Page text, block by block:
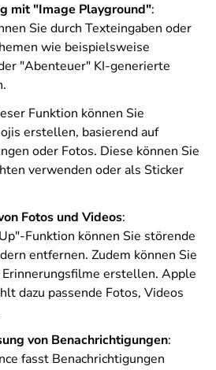
mit "Image Playground":
Sie durch Texteingaben oder
wie beispielsweise
"Abenteuer" KI-generierte
Funktion können Sie
erstellen, basierend auf
oder Fotos. Diese können Sie
verwenden oder als Sticker
Fotos und Videos:
Funktion können Sie störende
entfernen. Zudem können Sie
erstellen. Apple
dazu passende Fotos, Videos
von Benachrichtigungen:
fasst Benachrichtigungen